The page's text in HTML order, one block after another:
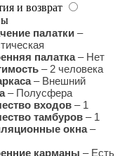
и возврат
палатки –
палатка–Нет
– 2 человека
–Внешний
– Полусфера
входов –1
тамбуров – 1
окна–
карманы – Есть